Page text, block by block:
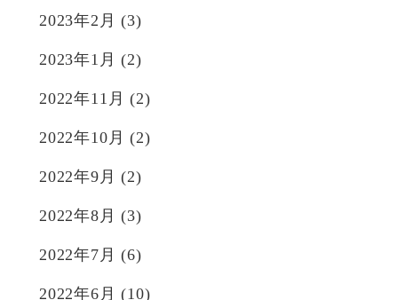
2023年2月 (3)
2023年1月 (2)
2022年11月 (2)
2022年10月 (2)
2022年9月 (2)
2022年8月 (3)
2022年7月 (6)
2022年6月 (10)